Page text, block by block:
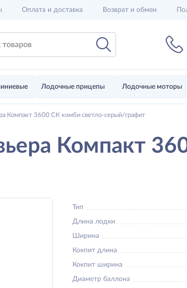
Оплата и доставка Возврат и обмен
Лодочные прицепы Лодочные моторы
Компакт 3600 СК комби светло-серый/графит
Компакт
Тип
Длина лодки
Ширина
Кокпит длина
Кокпит ширина
Диаметр баллона